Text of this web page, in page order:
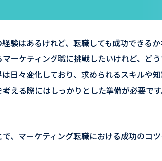
経験はあるけれど、転職しても成功できる
ーケティング職に挑戦したいけれど、ど
日々変化しており、求められるスキルや知
える際にはしっかりとした準備が必要です
、マーケティング転職における成功のコ